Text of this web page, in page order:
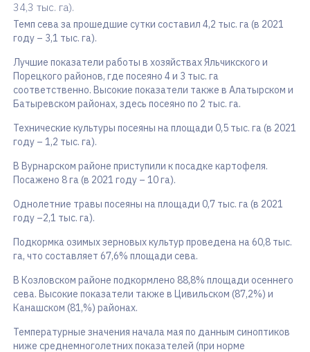
34,3 тыс. га).
Темп сева за прошедшие сутки составил 4,2 тыс. га (в 2021
году – 3,1 тыс. га).
Лучшие показатели работы в хозяйствах Яльчикского и
Порецкого районов, где посеяно 4 и 3 тыс. га
соответственно. Высокие показатели также в Алатырском и
Батыревском районах, здесь посеяно по 2 тыс. га.
Технические культуры посеяны на площади 0,5 тыс. га (в 2021
году – 1,2 тыс. га).
В Вурнарском районе приступили к посадке картофеля.
Посажено 8 га (в 2021 году – 10 га).
Однолетние травы посеяны на площади 0,7 тыс. га (в 2021
году –2,1 тыс. га).
Подкормка озимых зерновых культур проведена на 60,8 тыс.
га, что составляет 67,6% площади сева.
В Козловском районе подкормлено 88,8% площади осеннего
сева. Высокие показатели также в Цивильском (87,2%) и
Канашском (81,%) районах.
Температурные значения начала мая по данным синоптиков
ниже среднемноголетних показателей (при норме